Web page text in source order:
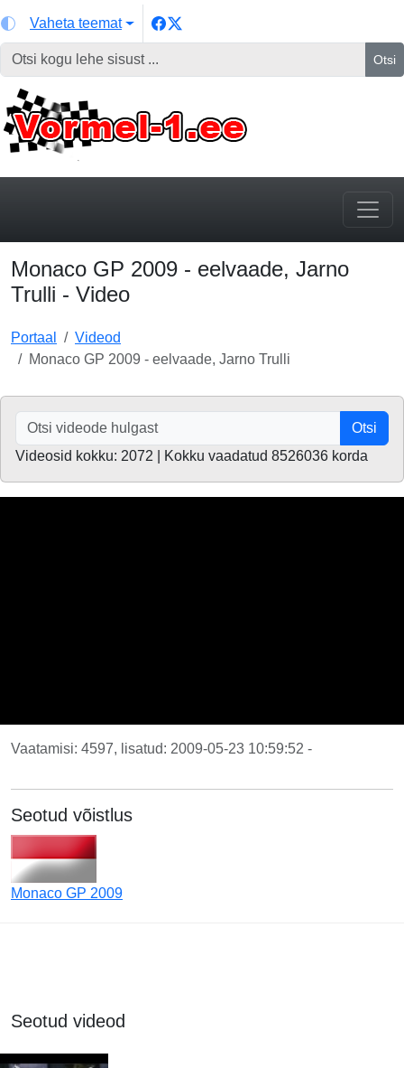
Vaheta teemat
Otsi
Monaco GP 2009 - eelvaade, Jarno
Trulli - Video
Portaal
Videod
Monaco GP 2009 - eelvaade, Jarno Trulli
Otsi
Videosid kokku: 2072 | Kokku vaadatud 8526036 korda
Vaatamisi: 4597, lisatud: 2009-05-23 10:59:52 -
Seotud võistlus
Monaco GP 2009
Seotud videod